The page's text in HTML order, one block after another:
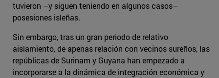
tuvieron –y siguen teniendo en algunos casos–
posesiones isleñas.
Sin embargo, tras un gran periodo de relativo
aislamiento, de apenas relación con vecinos sureños, las
repúblicas de Surinam y Guyana han empezado a
incorporarse a la dinámica de integración económica y